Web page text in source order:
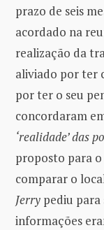
prazo de seis
acordado na
realização da
aliviado por ter
por ter o seu
concordaram
‘realidade’ das
proposto para
comparar o
Jerry pediu
informações